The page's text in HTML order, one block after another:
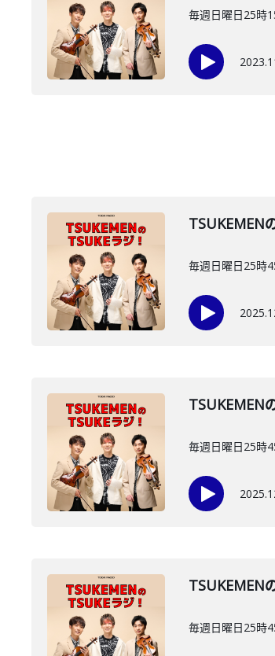
毎週日曜日25時
TSUKEMEN
毎週日曜日25時
TSUKEMEN
毎週日曜日25時
TSUKEMEN
毎週日曜日25時